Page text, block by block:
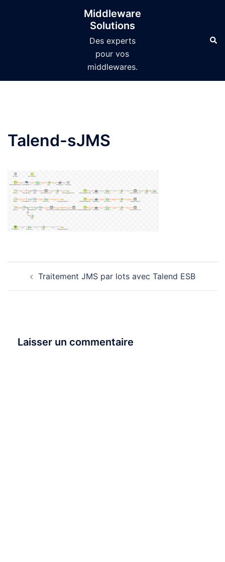
Middleware
Solutions
Des experts
pour vos
middlewares.
Talend-sJMS
d’articleTraitement JMS par lots avec Talend ESB
Laisser un commentaire